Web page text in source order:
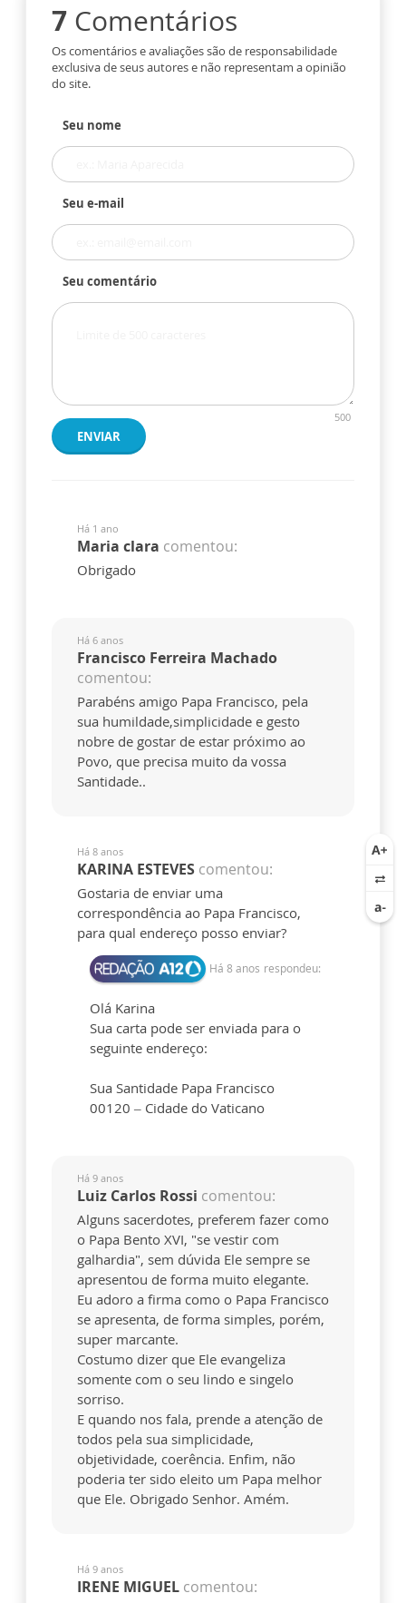
7 Comentários
Os comentários e avaliações são de responsabilidade
exclusiva de seus autores e não representam a opinião
do site.
Seu nome
Seu e-mail
Seu comentário
500
ENVIAR
Há 1 ano
Maria clara comentou:
Obrigado
Há 6 anos
Francisco Ferreira Machado
comentou:
Parabéns amigo Papa Francisco, pela
sua humildade,simplicidade e gesto
nobre de gostar de estar próximo ao
Povo, que precisa muito da vossa
Santidade..
Há 8 anos
KARINA ESTEVES comentou:
Gostaria de enviar uma
correspondência ao Papa Francisco,
para qual endereço posso enviar?
Há 8 anos respondeu:
Olá Karina
Sua carta pode ser enviada para o
seguinte endereço:
Sua Santidade Papa Francisco
00120 – Cidade do Vaticano
Há 9 anos
Luiz Carlos Rossi comentou:
Alguns sacerdotes, preferem fazer como
o Papa Bento XVI, "se vestir com
galhardia", sem dúvida Ele sempre se
apresentou de forma muito elegante.
Eu adoro a firma como o Papa Francisco
se apresenta, de forma simples, porém,
super marcante.
Costumo dizer que Ele evangeliza
somente com o seu lindo e singelo
sorriso.
E quando nos fala, prende a atenção de
todos pela sua simplicidade,
objetividade, coerência. Enfim, não
poderia ter sido eleito um Papa melhor
que Ele. Obrigado Senhor. Amém.
Há 9 anos
IRENE MIGUEL comentou: